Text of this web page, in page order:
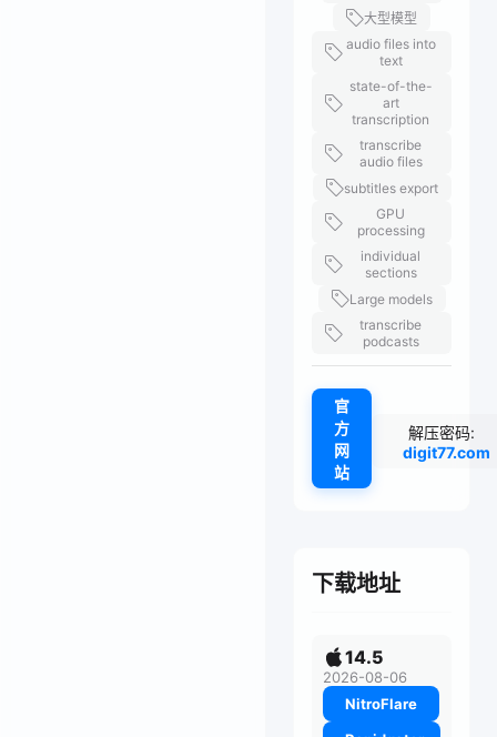
大型模型
audio files into
text
state-of-the-
art
transcription
transcribe
audio files
subtitles export
GPU
processing
individual
sections
Large models
transcribe
podcasts
官
方
网
站
解压密码:
digit77.com
下载地址
14.5
2026-08-06
NitroFlare